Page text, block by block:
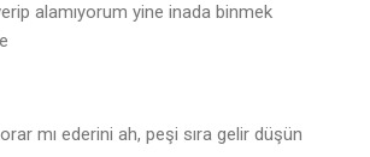
alamıyorum yine inada binmek
mı ederini ah, peşi sıra gelir düşün